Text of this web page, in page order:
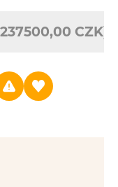
CZK)